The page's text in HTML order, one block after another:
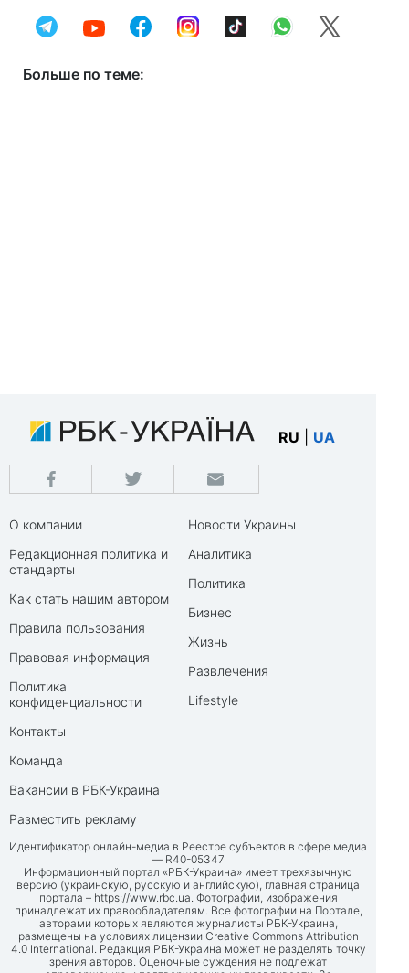
Больше по теме:
RU UA
О компании
Редакционная политика и
стандарты
Как стать нашим автором
Правила пользования
Правовая информация
Политика
конфиденциальности
Контакты
Команда
Вакансии в РБК-Украина
Разместить рекламу
Новости Украины
Аналитика
Политика
Бизнес
Жизнь
Развлечения
Lifestyle
Идентификатор онлайн-медиа в Реестре субъектов в сфере медиа
— R40-05347
Информационный портал «РБК-Украина» имеет трехязычную
версию (украинскую, русскую и английскую), главная страница
портала – https://www.rbc.ua. Фотографии, изображения
принадлежат их правообладателям. Все фотографии на Портале,
авторами которых являются журналисты РБК-Украина,
размещены на условиях лицензии Creative Commons Attribution
4.0 International. Редакция РБК-Украина может не разделять точку
зрения авторов. Оценочные суждения не подлежат